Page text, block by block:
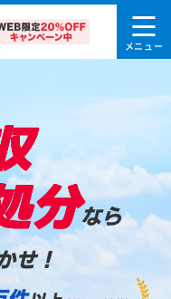
分なら
せ！